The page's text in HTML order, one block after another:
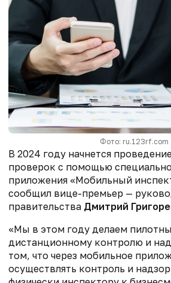
Фото: ru.123rf.com
В 2024 году начнется
проверок с помощью
приложения «Мобильный
сообщил вице-премьер —
правительства Дмитрий
«Мы в этом году делаем
дистанционному контролю и
том, что через мобильное
осуществлять контроль и